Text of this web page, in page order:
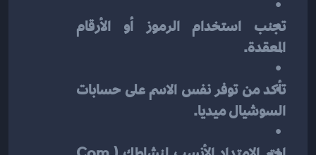
المعقدة.
السوشيال ميديا.